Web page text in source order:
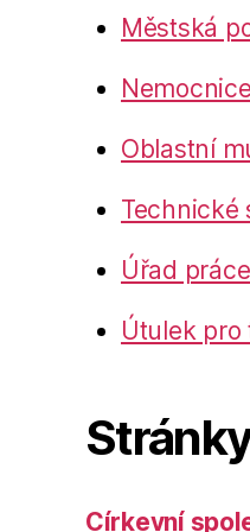
Městská
Oblastní
Technické
Úřad
Útulek pro
Církevní